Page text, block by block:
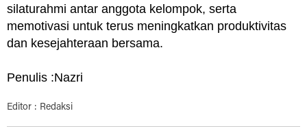
silaturahmi antar anggota kelompok, serta
memotivasi untuk terus meningkatkan produktivitas
dan kesejahteraan bersama.
Penulis :Nazri
Editor : Redaksi